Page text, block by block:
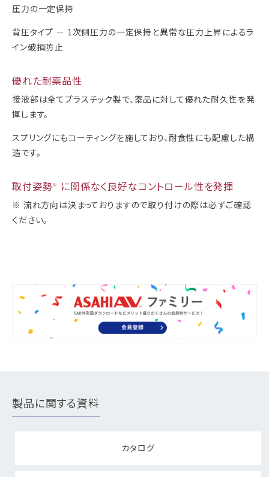
圧力の一定保持
背圧タイプ － 1次側圧力の一定保持と異常な圧力上昇によるラ
イン破損防止
優れた耐薬品性
接液部は全てプラスチック製で、薬品に対して優れた耐久性を発
揮します。
スプリングにもコーティングを施しており、耐食性にも配慮した構
造です。
取付姿勢※ に関係なく良好なコントロール性を発揮
※ 流れ方向は決まっておりますので取り付けの際は必ずご確認
ください。
製品に関する資料
カタログ